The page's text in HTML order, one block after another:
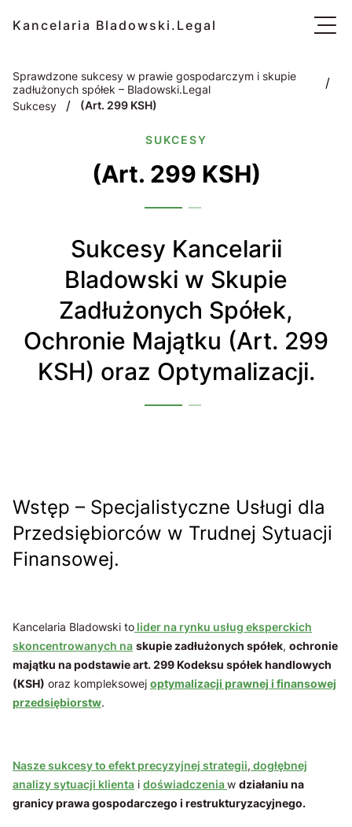
Kancelaria Bladowski.Legal
Sprawdzone sukcesy w prawie gospodarczym i skupie
zadłużonych spółek – Bladowski.Legal
/
Sukcesy / (Art. 299 KSH)
SUKCESY
(Art. 299 KSH)
Sukcesy Kancelarii
Bladowski w Skupie
Zadłużonych Spółek,
Ochronie Majątku (Art. 299
KSH) oraz Optymalizacji.
Wstęp – Specjalistyczne Usługi dla
Przedsiębiorców w Trudnej Sytuacji
Finansowej.
Kancelaria Bladowski to lider na rynku usług eksperckich
skoncentrowanych na skupie zadłużonych spółek, ochronie
majątku na podstawie art. 299 Kodeksu spółek handlowych
(KSH) oraz kompleksowej optymalizacji prawnej i finansowej
przedsiębiorstw.
Nasze sukcesy to efekt precyzyjnej strategii, dogłębnej
analizy sytuacji klienta i doświadczeniaw działaniu na
granicy prawa gospodarczego i restrukturyzacyjnego.